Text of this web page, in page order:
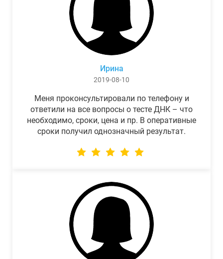
Ирина
2019-08-10
Меня проконсультировали по телефону и
ответили на все вопросы о тесте ДНК – что
необходимо, сроки, цена и пр. В оперативные
сроки получил однозначный результат.